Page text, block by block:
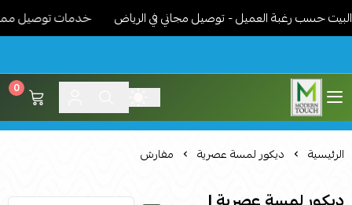
حسب رغبة العميل - توصيل مجاني في الرياض خدمات توصيل
اثاث مودرن لمسة عصرية
0
الرئيسية ديكور لمسة عصرية مفارش